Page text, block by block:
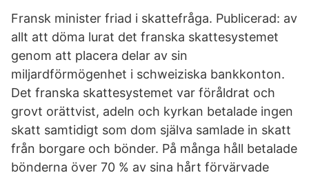
Fransk minister friad i skattefråga. Publicerad: av
allt att döma lurat det franska skattesystemet
genom att placera delar av sin
miljardförmögenhet i schweiziska bankkonton.
Det franska skattesystemet var föråldrat och
grovt orättvist, adeln och kyrkan betalade ingen
skatt samtidigt som dom själva samlade in skatt
från borgare och bönder. På många håll betalade
bönderna över 70 % av sina hårt förvärvade